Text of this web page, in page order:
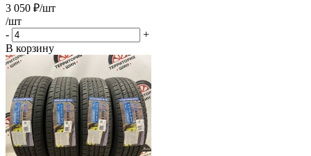
3 050 ₽/шт
/шт
-
+
В корзину